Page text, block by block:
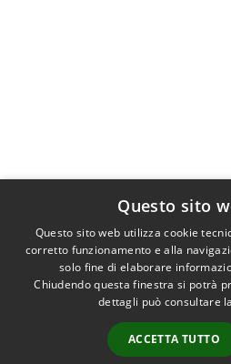
Questo sito
Questo sito web utilizza cookie
corretto funzionamento e alla
solo fine di elaborare
Chiudendo questa finestra si potrà
dettagli può consultare
ACCETTA TUTTO